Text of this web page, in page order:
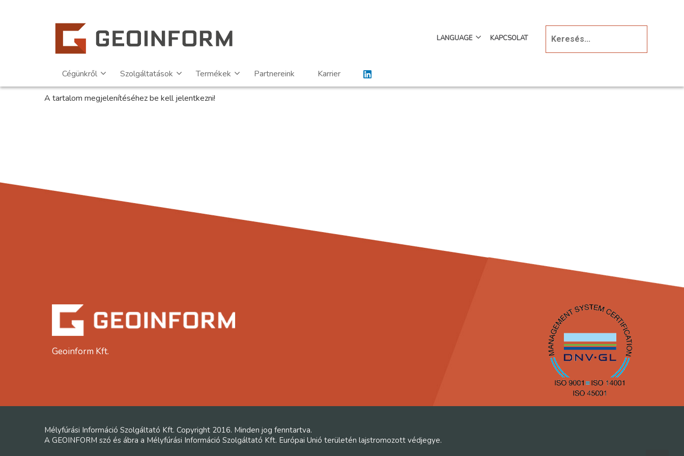
LANGUAGE KAPCSOLAT
Cégünkről Szolgáltatások Termékek Partnereink Karrier
A tartalom megjelenítéséhez be kell jelentkezni!
Geoinform Kft.
Mélyfúrási Információ Szolgáltató Kft. Copyright 2016. Minden jog fenntartva.
A GEOINFORM szó és ábra a Mélyfúrási Információ Szolgáltató Kft. Európai Unió területén lajstromozott védjegye.